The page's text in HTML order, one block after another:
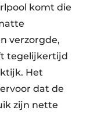
komt die
verzorgde,
tegelijkertijd
Het
dat de
zijn nette